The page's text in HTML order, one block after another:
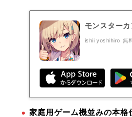
モンスター
ishii yoshihiro 無
家庭用ゲーム機並みの本格